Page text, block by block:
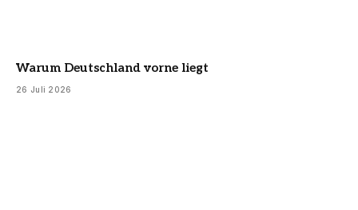
Warum Deutschland vorne liegt
26 Juli 2026